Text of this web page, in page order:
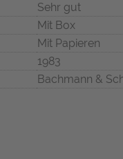
Sehr gut
Mit Box
Mit Papieren
1983
Bachmann &